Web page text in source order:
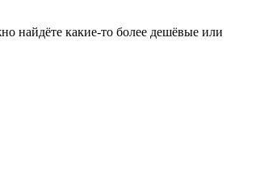
найдёте какие-то более дешёвые или